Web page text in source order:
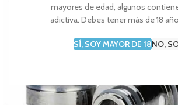
mayores de edad, algunos
adictiva. Debes tener más de 18
SÍ, SOY MAYOR DE 18NO,